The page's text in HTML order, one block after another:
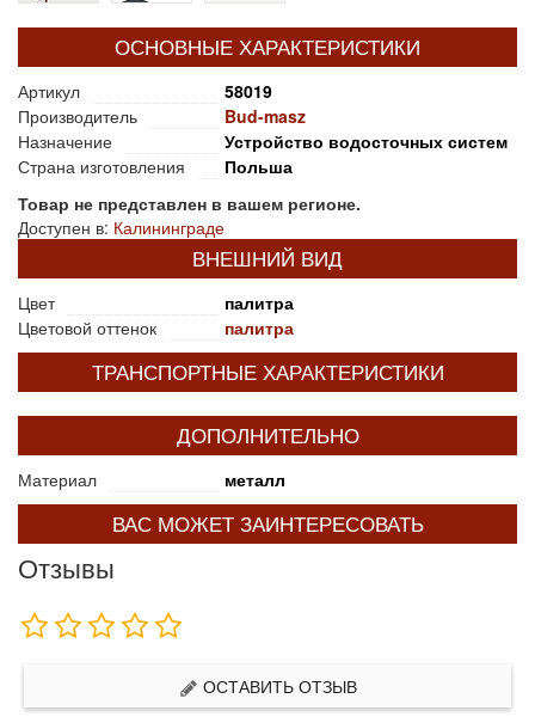
ОСНОВНЫЕ ХАРАКТЕРИСТИКИ
Артикул
58019
Производитель
Bud-masz
Назначение
Устройство водосточных систем
Страна изготовления
Польша
Товар не представлен в вашем регионе.
Доступен в: Калининграде
ВНЕШНИЙ ВИД
Цвет
палитра
Цветовой оттенок
палитра
ТРАНСПОРТНЫЕ ХАРАКТЕРИСТИКИ
ДОПОЛНИТЕЛЬНО
Материал металл
ВАС МОЖЕТ ЗАИНТЕРЕСОВАТЬ
Отзывы
ОСТАВИТЬ ОТЗЫВ